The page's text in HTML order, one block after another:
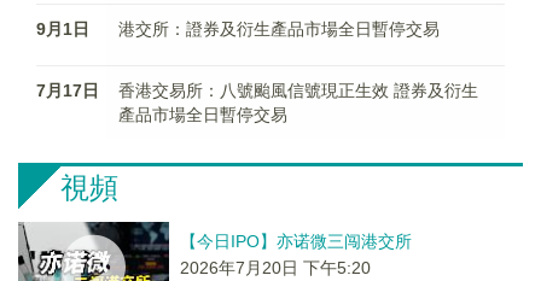
9月1日 港交所：證券及衍生產品市場全日暫停交易
7月17日
香港交易所：八號颱風信號現正生效 證券及衍生
產品市場全日暫停交易
視頻
【今日IPO】亦诺微三闯港交所
2026年7月20日 下午5:20